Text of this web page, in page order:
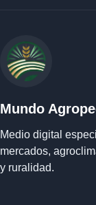
Mundo
Medio digital
mercados,
y ruralidad.